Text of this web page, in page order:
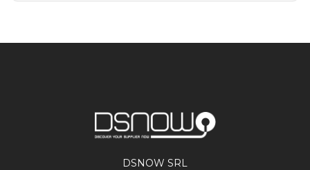
DSNOW SRL